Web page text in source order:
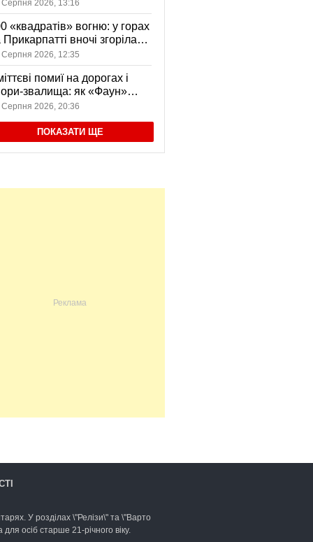
Серпня 2026, 13:16
«квадратів» вогню: у горах
Прикарпатті вночі згоріла
є постраждала
Серпня 2026, 12:35
помиї на дорогах і
звалища: як «Фаун»
відходи в Коломиї
Серпня 2026, 20:36
ПОКАЗАТИ ЩЕ
У розділах \"Релізи\" та \"Варто
осіб старше 21-річного віку.